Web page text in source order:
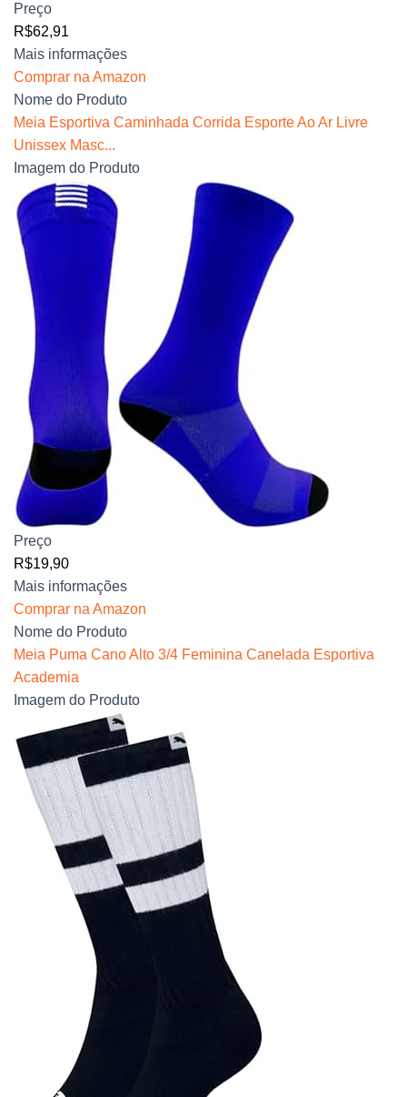
Preço
R$62,91
Mais informações
Comprar na Amazon
Nome do Produto
Meia Esportiva Caminhada Corrida Esporte Ao Ar Livre
Unissex Masc...
Imagem do Produto
Preço
R$19,90
Mais informações
Comprar na Amazon
Nome do Produto
Meia Puma Cano Alto 3/4 Feminina Canelada Esportiva
Academia
Imagem do Produto